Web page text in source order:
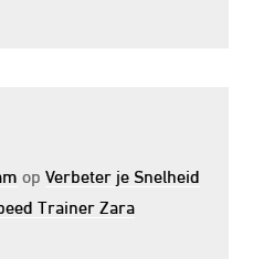
opVerbeter je Snelheid
Trainer Zara